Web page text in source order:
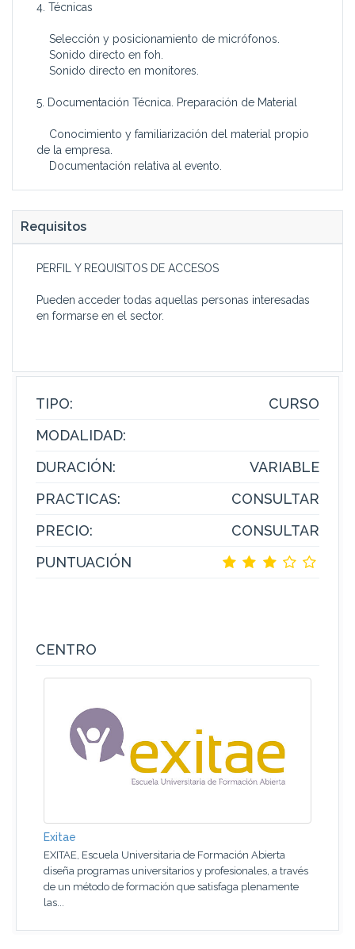
4. Técnicas
Selección y posicionamiento de micrófonos.
Sonido directo en foh.
Sonido directo en monitores.
5. Documentación Técnica. Preparación de Material
Conocimiento y familiarización del material propio
de la empresa.
Documentación relativa al evento.
Requisitos
PERFIL Y REQUISITOS DE ACCESOS
Pueden acceder todas aquellas personas interesadas
en formarse en el sector.
TIPO:
CURSO
MODALIDAD:
DURACIÓN:
VARIABLE
PRACTICAS:
CONSULTAR
PRECIO:
CONSULTAR
PUNTUACIÓN
CENTRO
Exitae
EXITAE, Escuela Universitaria de Formación Abierta
diseña programas universitarios y profesionales, a través
de un método de formación que satisfaga plenamente
las...